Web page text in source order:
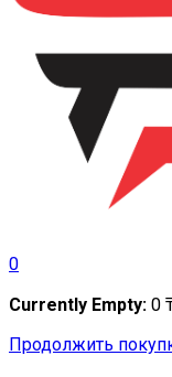
0
Currently Empty: 0
Продолжить